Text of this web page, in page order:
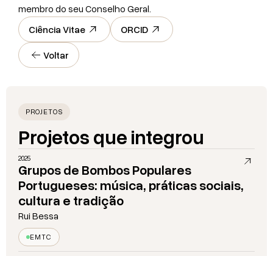
Voltar
membro do seu Conselho Geral.
Ciência Vitae
ORCID
PROJETOS
Projetos que integrou
2025
Grupos de Bombos Populares
Portugueses: música, práticas sociais,
cultura e tradição
Rui Bessa
EMTC